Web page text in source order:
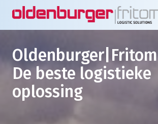
Oldenburger|Fritom
De beste logistieke
oplossing